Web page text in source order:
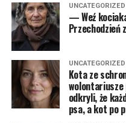
UNCATEGORIZED
— Weź
Przechodzień
UNCATEGORIZED
Kota ze
wolontariusze
odkryli, że
psa, a kot po